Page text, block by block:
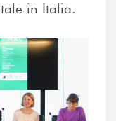
in Italia.